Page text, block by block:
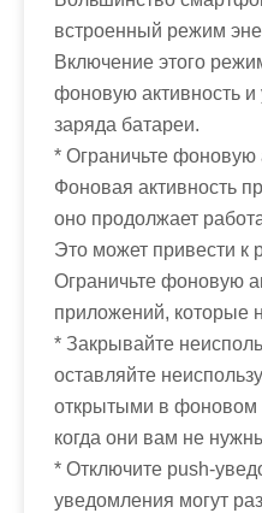
встроенный режим
Включение этого
фоновую активность
заряда батареи.
* Ограничьте фоновую
Фоновая активность
оно продолжает
Это может привести к
Ограничьте фоновую
приложений, которые
* Закрывайте
оставляйте
открытыми в фоновом
когда они вам не
* Отключите push-
уведомления могут